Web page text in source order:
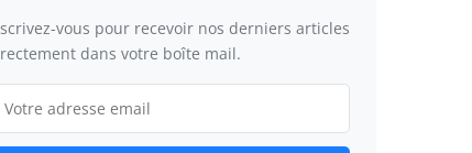
vous pour recevoir nos derniers articles
dans votre boîte mail.